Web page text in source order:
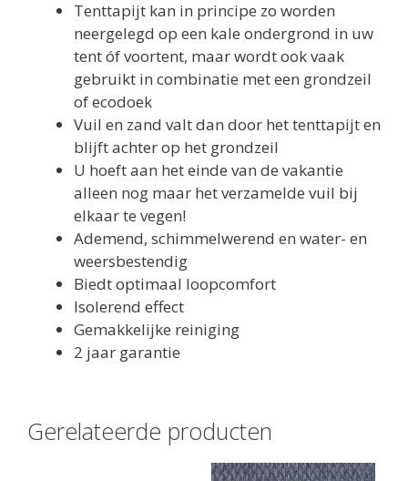
Tenttapijt kan in principe zo worden
neergelegd op een kale ondergrond in uw
tent óf voortent, maar wordt ook vaak
gebruikt in combinatie met een grondzeil
of ecodoek
Vuil en zand valt dan door het tenttapijt en
blijft achter op het grondzeil
U hoeft aan het einde van de vakantie
alleen nog maar het verzamelde vuil bij
elkaar te vegen!
Ademend, schimmelwerend en water- en
weersbestendig
Biedt optimaal loopcomfort
Isolerend effect
Gemakkelijke reiniging
2 jaar garantie
Gerelateerde producten